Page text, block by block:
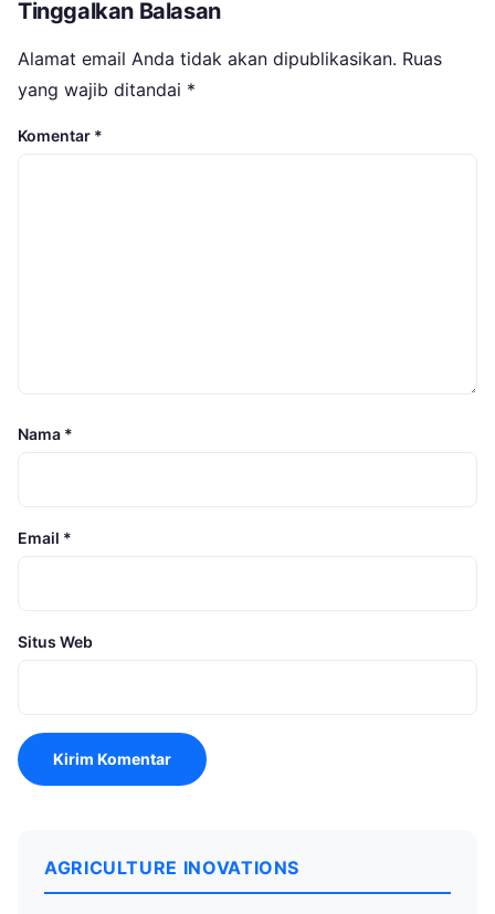
Tinggalkan Balasan
Alamat email Anda tidak akan dipublikasikan. Ruas
yang wajib ditandai *
Komentar *
Nama *
Email *
Situs Web
AGRICULTURE INOVATIONS